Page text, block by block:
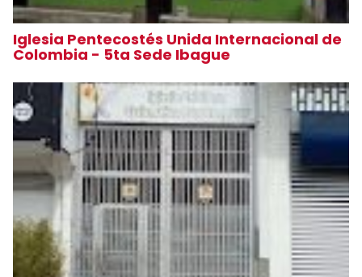
Iglesia Pentecostés Unida Internacional de
Colombia - 5ta Sede Ibague